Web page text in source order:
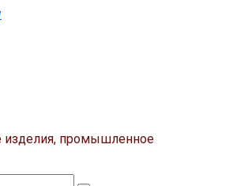
изделия, промышленное